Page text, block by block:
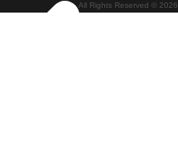
naar Praag All Rights Reserved © 2026